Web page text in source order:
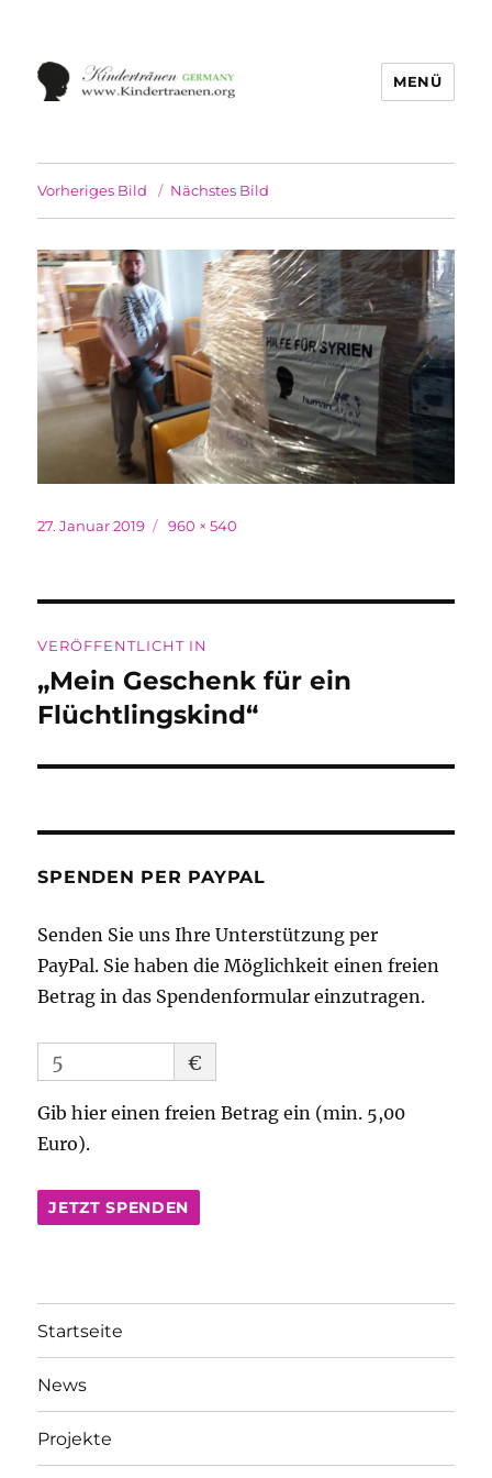
MENÜ
Vorheriges Bild Nächstes Bild
Veröffentlicht
27. Januar 2019 Originalgröße
960 × 540
VERÖFFENTLICHT IN
„Mein Geschenk für ein
Flüchtlingskind“
SPENDEN PER PAYPAL
Senden Sie uns Ihre Unterstützung per
PayPal. Sie haben die Möglichkeit einen freien
Betrag in das Spendenformular einzutragen.
€
Gib hier einen freien Betrag ein (min. 5,00
Euro).
JETZT SPENDEN
Startseite
News
Projekte